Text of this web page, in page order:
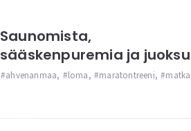
Saunomista,
sääskenpuremia ja
ahvenanmaa, loma, maratontreeni,